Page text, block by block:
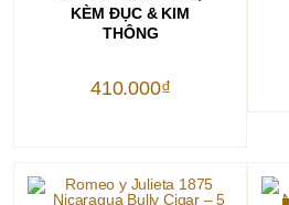
KÈM ĐỤC & KIM
THÔNG
410.000₫